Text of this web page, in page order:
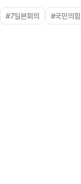
#7일본회의 #국민의힘